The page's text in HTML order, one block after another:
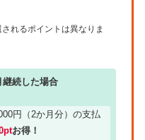
れるポイントは異なりま
継続した場合
円（2か月分）の支払
お得！